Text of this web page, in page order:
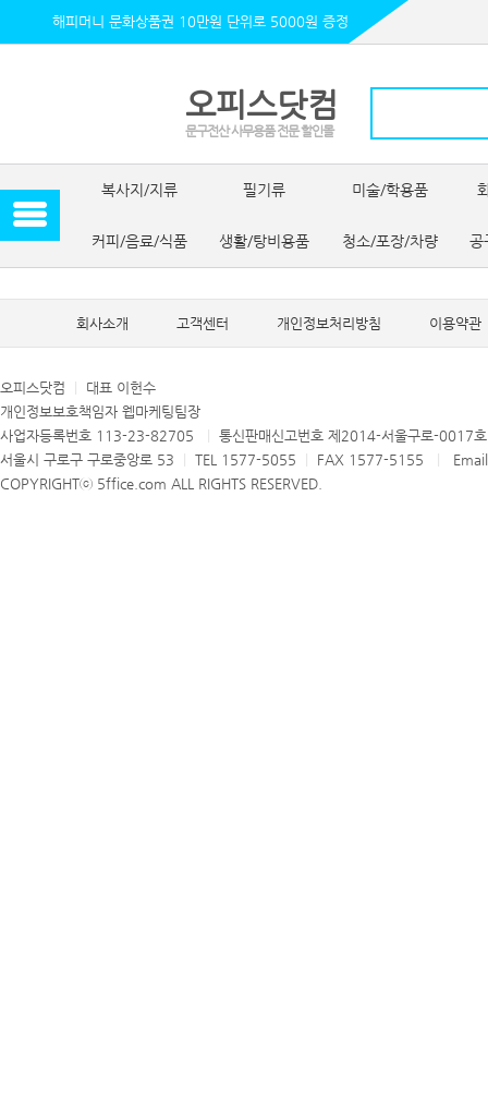
해피머니 문화상품권 10만원 단위로 5000원 증정
오피스닷컴
문구전산 사무용품 전문 할인몰
복사지/지류 필기류 미술/학용품
커피/음료/식품 생활/탕비용품 청소/포장/차량 공
회사소개 고객센터 개인정보처리방침 이용약관
오피스닷컴
대표 이헌수
개인정보보호책임자 웹마케팅팀장
사업자등록번호 113-23-82705
통신판매신고번호 제2014-서울구로-0017
서울시 구로구 구로중앙로 53
TEL 1577-5055 FAX 1577-5155
COPYRIGHTⓒ 5ffice.com ALL RIGHTS RESERVED.